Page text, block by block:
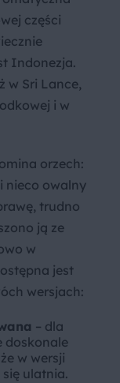
części
Indonezja.
w Sri Lance,
i w
orzech:
nieco owalny
trudno
ją ze
w
jest
wersjach:
– dla
doskonale
w wersji
ulatnia.